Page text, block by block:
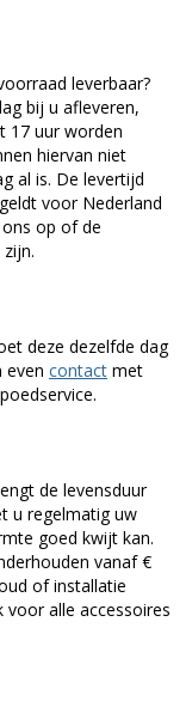
leverbaar?
bij u afleveren,
17 uur worden
hiervan niet
al is. De levertijd
voor Nederland
op of de
deze dezelfde dag
even contact met
de levensduur
u regelmatig uw
goed kwijt kan.
vanaf €
of installatie
alle accessoires